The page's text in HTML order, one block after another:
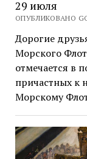
29 июля
ОПУБЛИКОВАНО
Дорогие
Морского
отмечается в
причастных к
Морскому